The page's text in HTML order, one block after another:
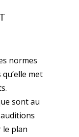
normes
met
sont au
le plan